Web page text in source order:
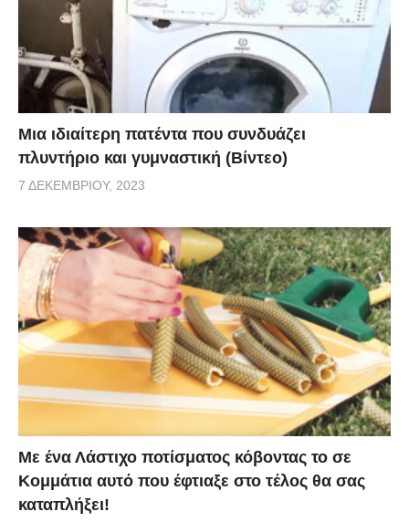
Μια ιδιαίτερη πατέντα που συνδυάζει
πλυντήριο και γυμναστική (Βίντεο)
7 ΔΕΚΕΜΒΡΊΟΥ, 2023
Με ένα Λάστιχο ποτίσματος κόβοντας το σε
Κομμάτια αυτό που έφτιαξε στο τέλος θα σας
καταπλήξει!